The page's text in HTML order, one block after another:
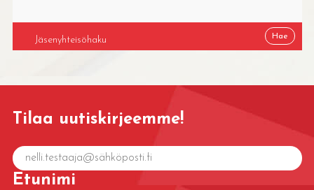
Tilaa uutiskirjeemme!
Etunimi